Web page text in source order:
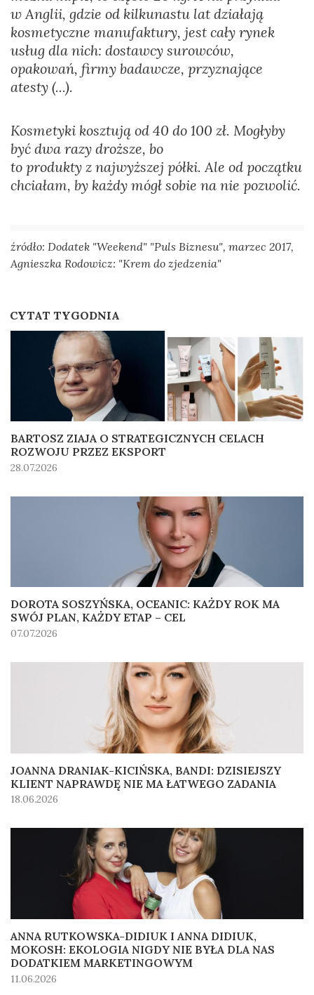
w Anglii, gdzie od kilkunastu lat działają
kosmetyczne manufaktury, jest cały rynek
usług dla nich: dostawcy surowców,
opakowań, firmy badawcze, przyznające
atesty (...).
Kosmetyki kosztują od 40 do 100 zł. Mogłyby
być dwa razy droższe, bo
to produkty z najwyższej półki. Ale od początku
chciałam, by każdy mógł sobie na nie pozwolić.
źródło: Dodatek "Weekend" "Puls Biznesu", marzec 2017,
Agnieszka Rodowicz: "Krem do zjedzenia"
CYTAT TYGODNIA
BARTOSZ ZIAJA O STRATEGICZNYCH CELACH
ROZWOJU PRZEZ EKSPORT
28.07.2026
DOROTA SOSZYŃSKA, OCEANIC: KAŻDY ROK MA
SWÓJ PLAN, KAŻDY ETAP – CEL
07.07.2026
JOANNA DRANIAK-KICIŃSKA, BANDI: DZISIEJSZY
KLIENT NAPRAWDĘ NIE MA ŁATWEGO ZADANIA
18.06.2026
ANNA RUTKOWSKA-DIDIUK I ANNA DIDIUK,
MOKOSH: EKOLOGIA NIGDY NIE BYŁA DLA NAS
DODATKIEM MARKETINGOWYM
11.06.2026